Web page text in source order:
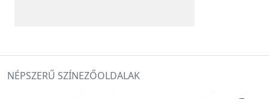
NÉPSZERŰ SZÍNEZŐOLDALAK